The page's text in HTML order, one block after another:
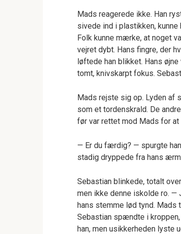
Mads reagerede ikke. Han
sivede ind i plastikken, kunne
Folk kunne mærke, at noget
vejret dybt. Hans fingre, der
løftede han blikket. Hans
tomt, knivskarpt fokus.
Mads rejste sig op. Lyden af
som et tordenskrald. De
før var rettet mod Mads for
— Er du færdig? — spurgte
stadig dryppede fra hans
Sebastian blinkede, totalt
men ikke denne iskolde ro. —
hans stemme lød tynd. Mads
Sebastian spændte i
han, men usikkerheden lyste